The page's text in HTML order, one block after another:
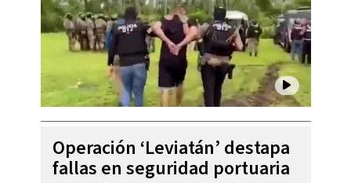
Operación ‘Leviatán’ destapa
fallas en seguridad portuaria